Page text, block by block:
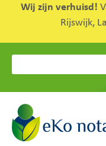
Wij zijn verhuisd!
Rijswijk,